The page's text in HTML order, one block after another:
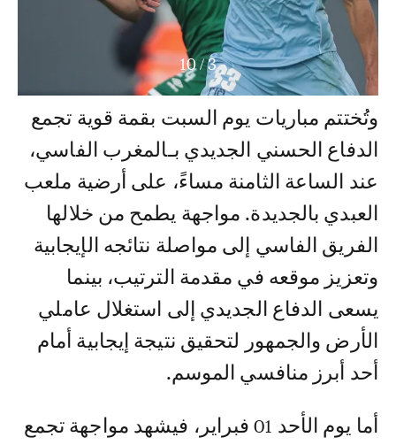
3
/
10
وتُختتم مباريات يوم السبت بقمة قوية تجمع
الدفاع الحسني الجديدي بـالمغرب الفاسي،
عند الساعة الثامنة مساءً، على أرضية ملعب
العبدي بالجديدة. مواجهة يطمح من خلالها
الفريق الفاسي إلى مواصلة نتائجه الإيجابية
وتعزيز موقعه في مقدمة الترتيب، بينما
يسعى الدفاع الجديدي إلى استغلال عاملي
الأرض والجمهور لتحقيق نتيجة إيجابية أمام
أحد أبرز منافسي الموسم.
أما يوم الأحد 01 فبراير، فيشهد مواجهة تجمع